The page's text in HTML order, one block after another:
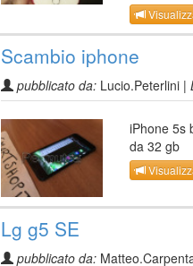
Scambio iphone
pubblicato da: Lucio.Peterlini |
iPhone 5s
da 32 gb
Lg g5 SE
pubblicato da: